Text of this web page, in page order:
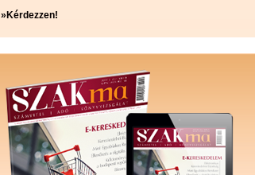
»Kérdezzen!